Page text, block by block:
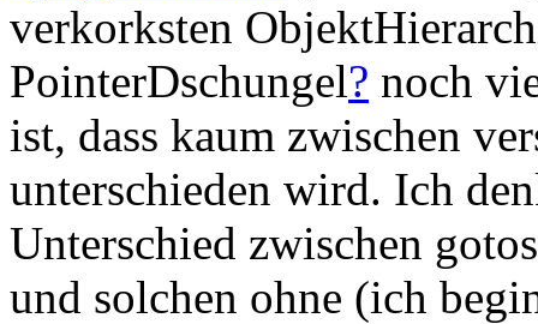
verkorksten
PointerDschungel? noch
ist, dass kaum zwischen
unterschieden wird. Ich
Unterschied zwischen
und solchen ohne (ich